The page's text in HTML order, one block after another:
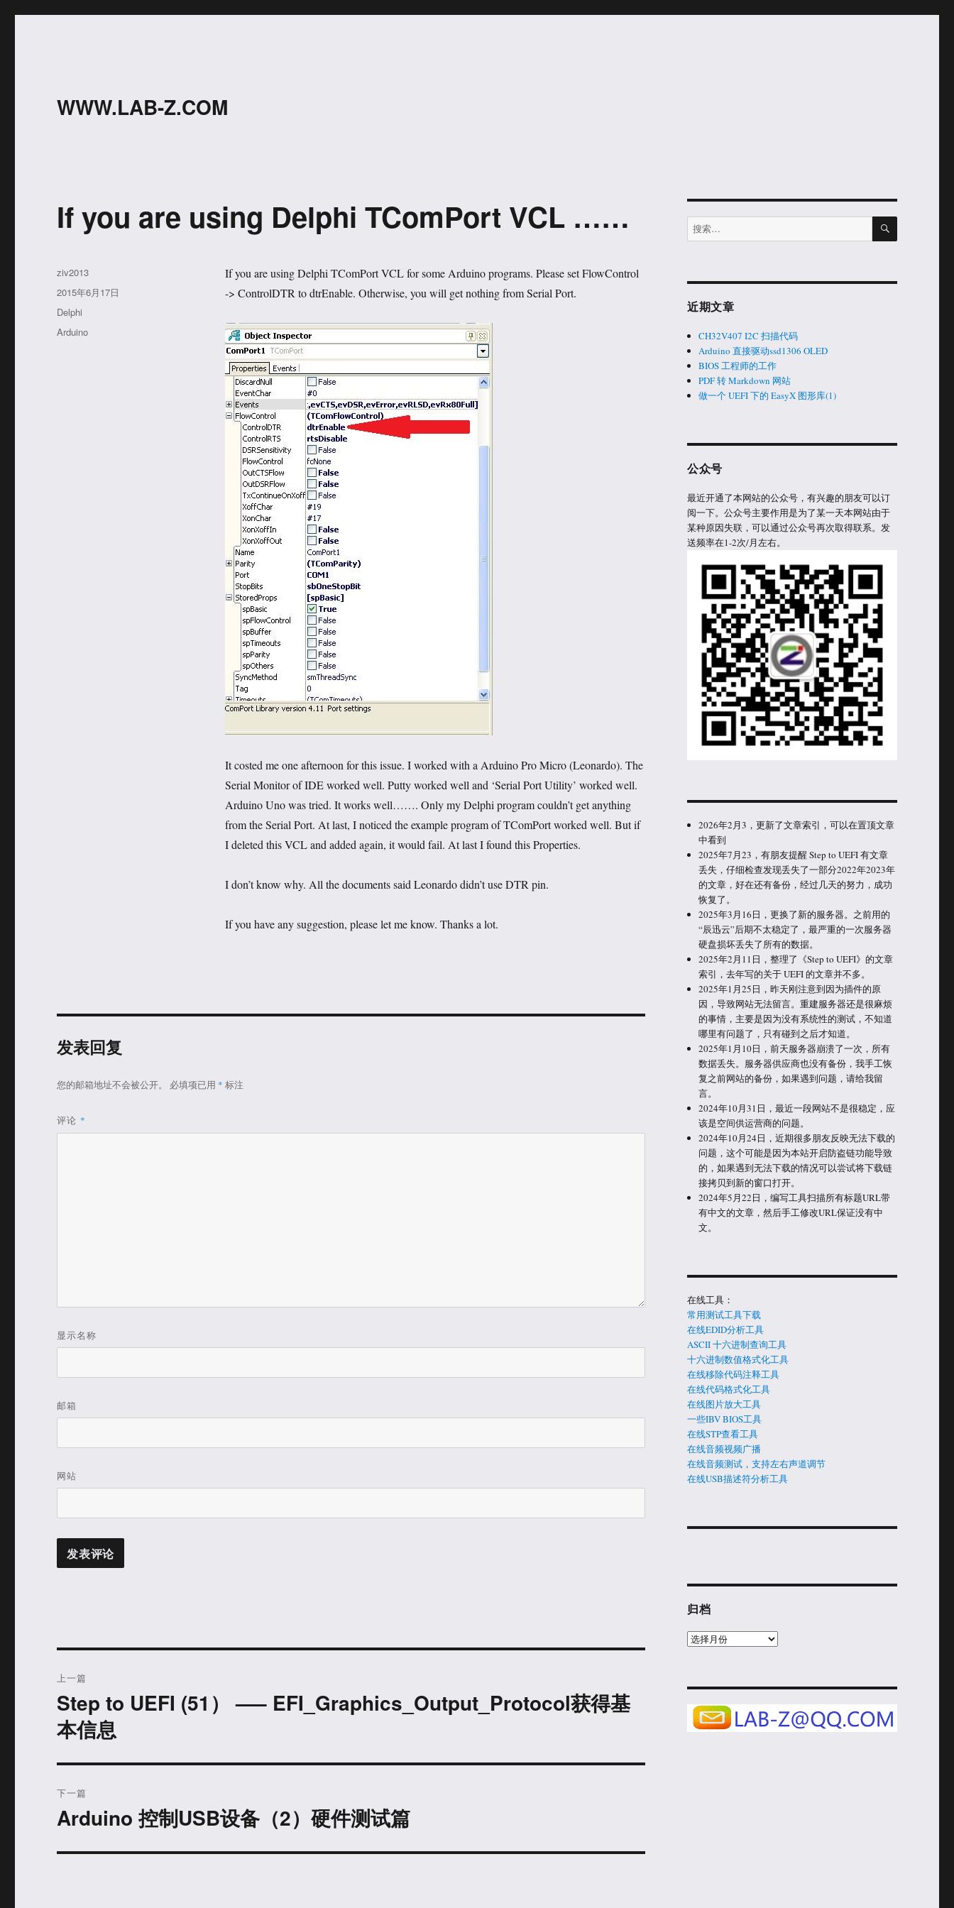
WWW.LAB-Z.COM
If you are using Delphi TComPort VCL ……
If you are using Delphi TComPort VCL for some Arduino programs. Please set FlowControl
-> ControlDTR to dtrEnable. Otherwise, you will get nothing from Serial Port.
It costed me one afternoon for this issue. I worked with a Arduino Pro Micro (Leonardo). The
Serial Monitor of IDE worked well. Putty worked well and ‘Serial Port Utility’ worked well.
Arduino Uno was tried. It works well……. Only my Delphi program couldn’t get anything
from the Serial Port. At last, I noticed the example program of TComPort worked well. But if
I deleted this VCL and added again, it would fail. At last I found this Properties.
I don’t know why. All the documents said Leonardo didn’t use DTR pin.
If you have any suggestion, please let me know. Thanks a lot.
作
者
ziv2013
发
布
2015年6月17日
分
类
Delphi
标
Arduino
发表回复
您的邮箱地址不会被公开。 必填项已用 * 标注
评论 *
显示名称
邮箱
网站
章
导
上一篇
上
篇
文
章：
Step to UEFI (51） —– EFI_Graphics_Output_Protocol获得基
本信息
下一篇
下
文
Arduino 控制USB设备（2）硬件测试篇
搜
索：
搜
近期文章
CH32V407 I2C 扫描代码
Arduino 直接驱动ssd1306 OLED
BIOS 工程师的工作
PDF 转 Markdown 网站
做一个 UEFI 下的 EasyX 图形库(1)
公众号
最近开通了本网站的公众号，有兴趣的朋友可以订
阅一下。公众号主要作用是为了某一天本网站由于
某种原因失联，可以通过公众号再次取得联系。发
送频率在1-2次/月左右。
2026年2月3，更新了文章索引，可以在置顶文章
中看到
2025年7月23，有朋友提醒 Step to UEFI 有文章
丢失，仔细检查发现丢失了一部分2022年2023年
的文章，好在还有备份，经过几天的努力，成功
恢复了。
2025年3月16日，更换了新的服务器。之前用的
“辰迅云”后期不太稳定了，最严重的一次服务器
硬盘损坏丢失了所有的数据。
2025年2月11日，整理了《Step to UEFI》的文章
索引，去年写的关于 UEFI 的文章并不多。
2025年1月25日，昨天刚注意到因为插件的原
因，导致网站无法留言。重建服务器还是很麻烦
的事情，主要是因为没有系统性的测试，不知道
哪里有问题了，只有碰到之后才知道。
2025年1月10日，前天服务器崩溃了一次，所有
数据丢失。服务器供应商也没有备份，我手工恢
复之前网站的备份，如果遇到问题，请给我留
言。
2024年10月31日，最近一段网站不是很稳定，应
该是空间供运营商的问题。
2024年10月24日，近期很多朋友反映无法下载的
问题，这个可能是因为本站开启防盗链功能导致
的，如果遇到无法下载的情况可以尝试将下载链
接拷贝到新的窗口打开。
2024年5月22日，编写工具扫描所有标题URL带
有中文的文章，然后手工修改URL保证没有中
文。
在线工具：
常用测试工具下载
在线EDID分析工具
ASCII 十六进制查询工具
十六进制数值格式化工具
在线移除代码注释工具
在线代码格式化工具
在线图片放大工具
一些IBV BIOS工具
在线STP查看工具
在线音频视频广播
在线音频测试，支持左右声道调节
在线USB描述符分析工具
归档
归